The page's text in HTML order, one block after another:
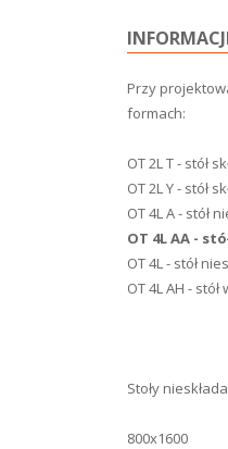
Przy
formach:
OT 2L T - stół
OT 2L Y - stół
OT 4L A - stół
OT 4L AA -
OT 4L - stół
OT 4L AH -
Stoły
800x1600